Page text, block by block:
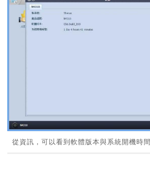
從資訊，可以看到軟體版本與系統開機時間